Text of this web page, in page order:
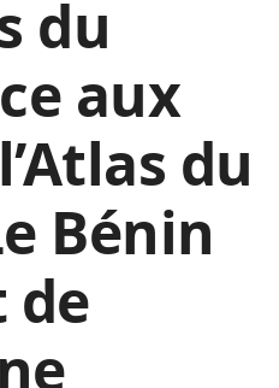
du
aux
du
Bénin
de